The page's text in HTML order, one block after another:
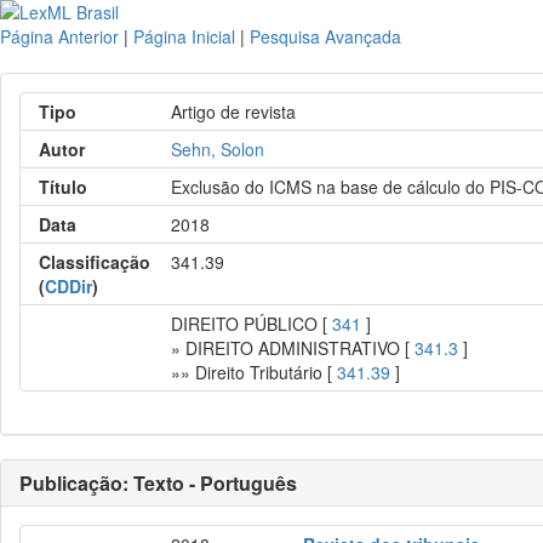
Página Anterior | Página Inicial | Pesquisa Avançada
Tipo
Artigo de revista
Autor
Sehn, Solon
Título
Exclusão do ICMS na base de cálculo do PIS-
Data
2018
Classificação
(CDDir)
341.39
DIREITO PÚBLICO [341 ]
» DIREITO ADMINISTRATIVO [341.3 ]
»» Direito Tributário [341.39 ]
Publicação: Texto - Português